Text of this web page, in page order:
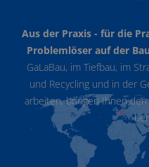
Aus der Praxis - für die
Problemlöser auf der
GaLaBau, im Tiefbau, im
und Recycling und in der
arbeiten, bringen Ihnen